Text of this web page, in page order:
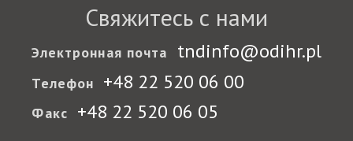
Свяжитесь с нами
Электронная почта tndinfo@odihr.pl
Телефон +48 22 520 06 00
Факс +48 22 520 06 05